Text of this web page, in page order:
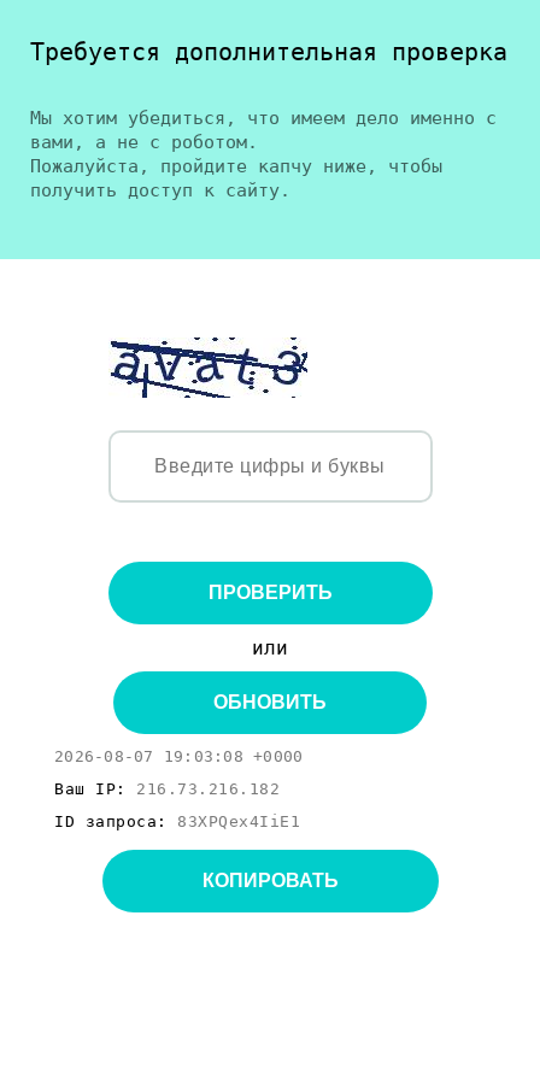
Требуется дополнительная проверка
Мы хотим убедиться, что имеем дело именно с
вами, а не с роботом.
Пожалуйста, пройдите капчу ниже, чтобы
получить доступ к сайту.
ПРОВЕРИТЬ
или
ОБНОВИТЬ
2026-08-07 19:03:08 +0000
Ваш IP: 216.73.216.182
ID запроса: 83XPQex4IiE1
КОПИРОВАТЬ